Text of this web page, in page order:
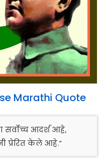
Marathi Quote
सर्वोच्च आदर्श आहे,
प्रेरित केले आहे.”